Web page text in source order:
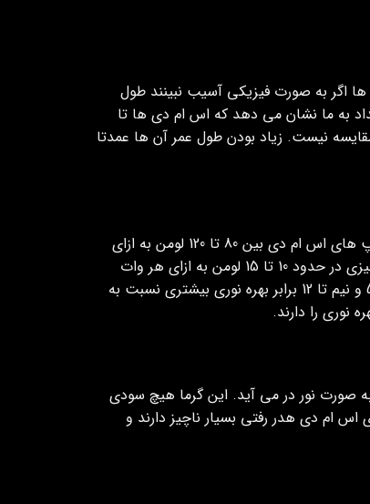
اگر به صورت فیزیکی آسیب نبینند طول
ساعت مداوم است. این اعداد به ما نشان می دهد که اس ام دی ها تا
نیست. زیاد بودن طول عمر آن ها عمدتا
این لامپ ها با مصرف انرژِی کمتر روشنایی بیشتری را ایجاد می کنند. بهره نوری لامپ های اس ام دی بین 80 تا 120 لومن به ازای
هر وات مصرف برق می باشد. خوب است بدانیم که بهره نوری لامپ های رشته ای چیزی در حدود 10 تا 15 لومن به ازای هر وات
مصرف برق می باشد. این اعداد به ما نشان می دهد که لامپ های اس ام دی بین 5 و نیم تا 12 برابر بهره نوری بیشتری نسبت به
نوری را دارند.
انرژی به گرما تبدیل می شود و فقط 5 درصد از آن به صورت نور در می آید. این گرما هیچ سودی
ام دی هدر رفتی بسیار ناچیز دارند و